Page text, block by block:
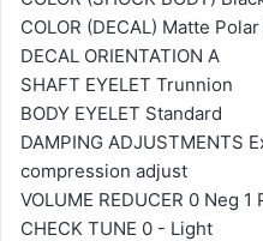
COLOR (DECAL) Matte
DECAL ORIENTATION A
SHAFT EYELET Trunnion
BODY EYELET Standard
DAMPING ADJUSTMENTS
compression adjust
VOLUME REDUCER 0 Neg 1
CHECK TUNE 0 - Light